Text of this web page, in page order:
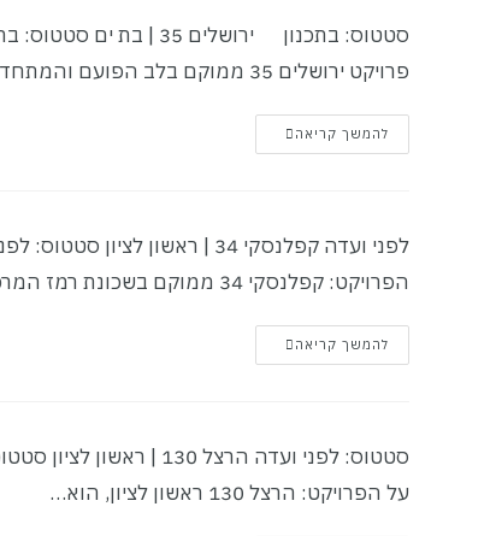
פרויקט ירושלים 35 ממוקם בלב הפועם והמתחדש של בת…
להמשך קריאה
הפרויקט: קפלנסקי 34 ממוקם בשכונת רמז המרכזית והשקטה…
להמשך קריאה
על הפרויקט: הרצל 130 ראשון לציון, הוא…